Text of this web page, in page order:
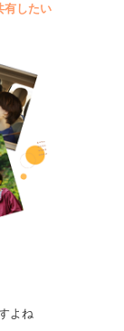
有したい
よね